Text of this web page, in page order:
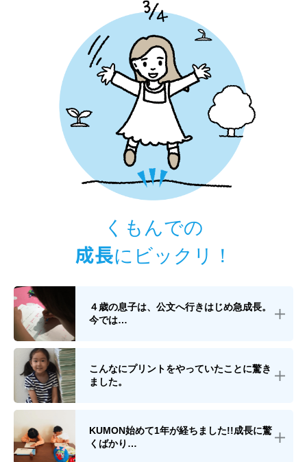
くもんでの
成長にビックリ！
４歳の息子は、公文へ行きはじめ急成長。
今では…
こんなにプリントをやっていたことに驚き
ました。
KUMON始めて1年が経ちました!!成長に驚
くばかり…